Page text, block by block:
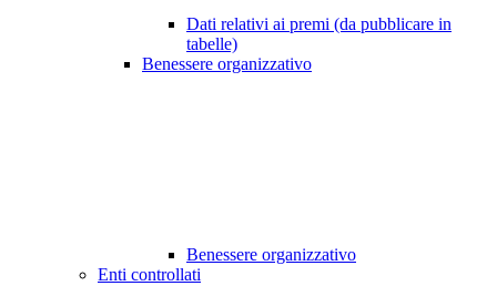
Dati relativi ai premi (da pubblicare in
tabelle)
Benessere organizzativo
Benessere organizzativo
Enti controllati